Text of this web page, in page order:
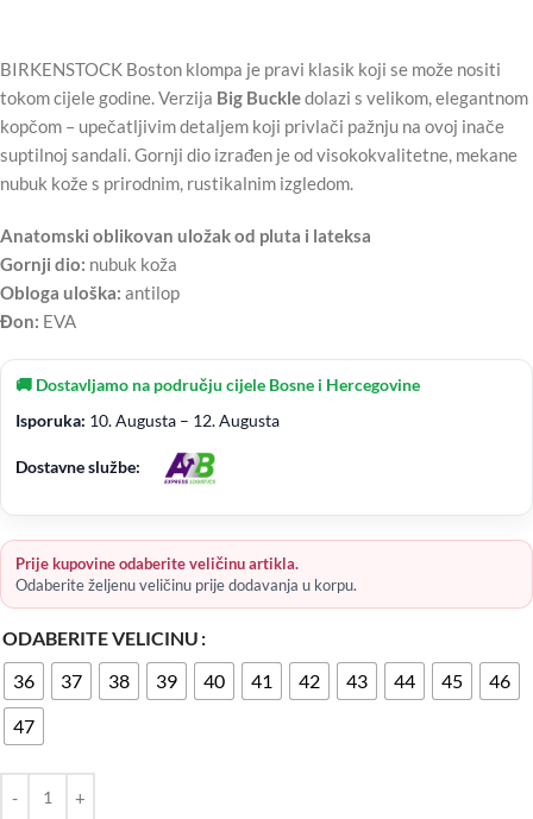
BIRKENSTOCK Boston klompa je pravi klasik koji se može nositi
tokom cijele godine. Verzija Big Buckledolazi s velikom, elegantnom
kopčom – upečatljivim detaljem koji privlači pažnju na ovoj inače
suptilnoj sandali. Gornji dio izrađen je od visokokvalitetne, mekane
nubuk kože s prirodnim, rustikalnim izgledom.
Anatomski oblikovan uložak od pluta i lateksa
Gornji dio: nubuk koža
Obloga uloška: antilop
Đon: EVA
🚚 Dostavljamo na području cijele Bosne i Hercegovine
Isporuka: 10. Augusta – 12. Augusta
Dostavne službe:
Prije kupovine odaberite veličinu artikla.
Odaberite željenu veličinu prije dodavanja u korpu.
ODABERITE VELICINU
36
37 38 39 40 41 42 43 44 45
46
47